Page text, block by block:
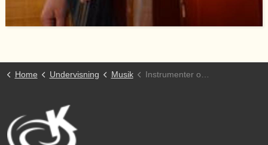
Home Undervisning Musik Instrumenter og sang